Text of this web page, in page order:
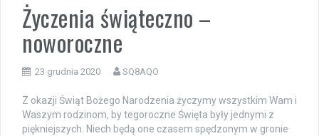
Życzenia świąteczno –
noworoczne
23 grudnia 2020 SQ8AQO
Z okazji Świąt Bożego Narodzenia życzymy wszystkim Wam i
Waszym rodzinom, by tegoroczne Święta były jednymi z
piękniejszych. Niech będą one czasem spędzonym w gronie